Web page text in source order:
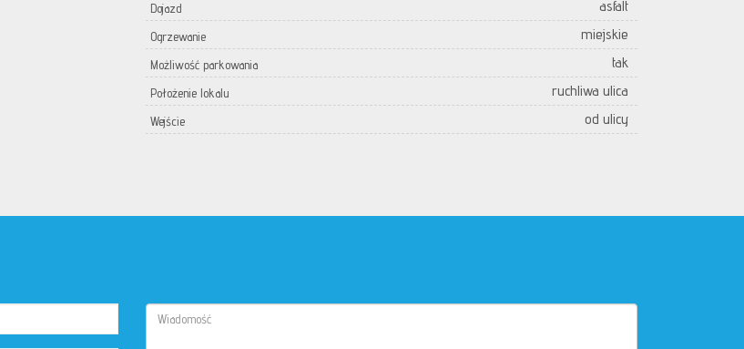
Dojazd asfalt
Ogrzewanie miejskie
Możliwość parkowania tak
Położenie lokalu ruchliwa ulica
Wejście od ulicy